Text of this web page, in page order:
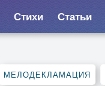
Стихи Статьи
МЕЛОДЕКЛАМАЦИЯ